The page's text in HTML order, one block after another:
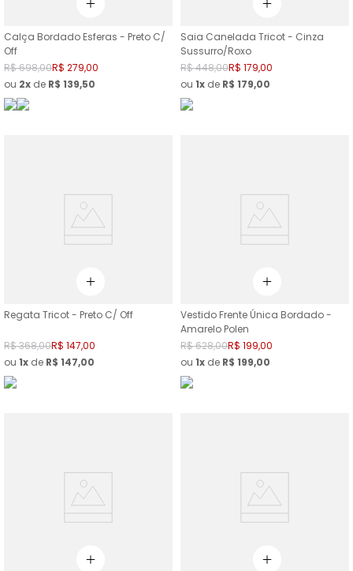
Calça Bordado Esferas - Preto C/
Off
R$698,00R$ 279,00
ou 2 de R$ 139,50
Saia Canelada Tricot - Cinza
Sussurro/Roxo
R$448,00R$ 179,00
ou 1 de R$ 179,00
Regata Tricot - Preto C/ Off
R$368,00R$ 147,00
ou 1 de R$ 147,00
Vestido Frente Única Bordado -
Amarelo Polen
R$628,00R$ 199,00
ou 1 de R$ 199,00